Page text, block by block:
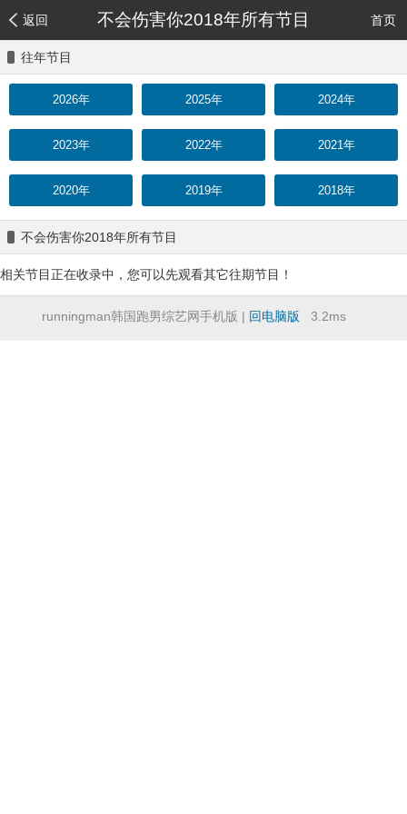
返回 不会伤害你2018年所有节目 首页
往年节目
2026年 2025年 2024年
2023年 2022年 2021年
2020年 2019年 2018年
不会伤害你2018年所有节目
相关节目正在收录中，您可以先观看其它往期节目！
runningman韩国跑男综艺网手机版 | 回电脑版 3.2ms